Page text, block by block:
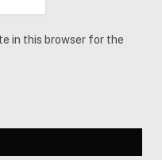
in this browser for the